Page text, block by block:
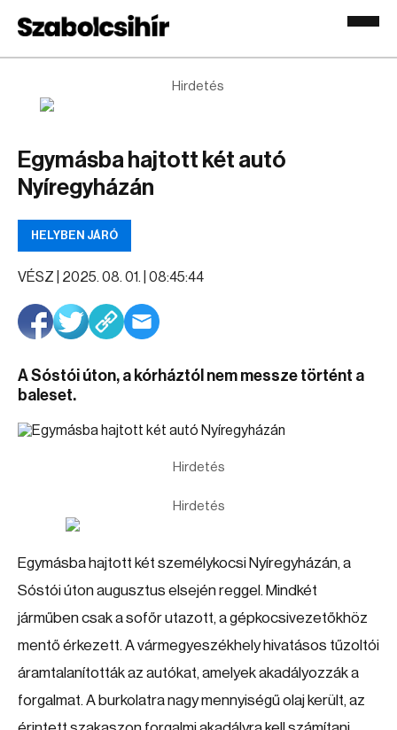
Hirdetés
Egymásba hajtott két autó
Nyíregyházán
HELYBEN JÁRÓ
VÉSZ | 2025. 08. 01. | 08:45:44
A Sóstói úton, a kórháztól nem messze történt a
baleset.
Hirdetés
Hirdetés
Egymásba hajtott két személykocsi Nyíregyházán, a
Sóstói úton augusztus elsején reggel. Mindkét
járműben csak a sofőr utazott, a gépkocsivezetőkhöz
mentő érkezett. A vármegyeszékhely hivatásos tűzoltói
áramtalanították az autókat, amelyek akadályozzák a
forgalmat. A burkolatra nagy mennyiségű olaj került, az